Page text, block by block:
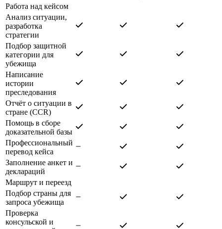
Работа над кейсом
Анализ ситуации,
разработка
стратегии
Подбор защитной
категории для
убежища
Написание
истории
преследования
Отчёт о ситуации в
стране (CCR)
Помощь в сборе
доказательной базы
Профессиональный
перевод кейса
Заполнение анкет и
деклараций
Маршрут и переезд
Подбор страны для
запроса убежища
Проверка
консульской и